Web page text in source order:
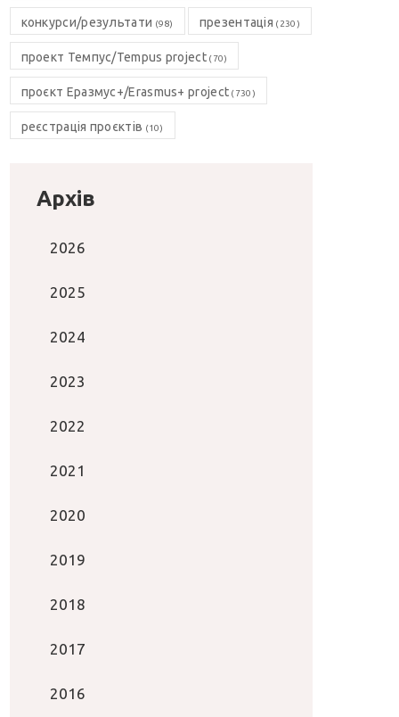
конкурси/результати (98) презентація (230)
проект Темпус/Tempus project(70)
проєкт Еразмус+/Erasmus+ project (730)
реєстрація проєктів (10)
Архів
2026
2025
2024
2023
2022
2021
2020
2019
2018
2017
2016